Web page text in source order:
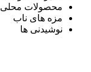
محصولات محلی
مزه های ناب
نوشیدنی ها